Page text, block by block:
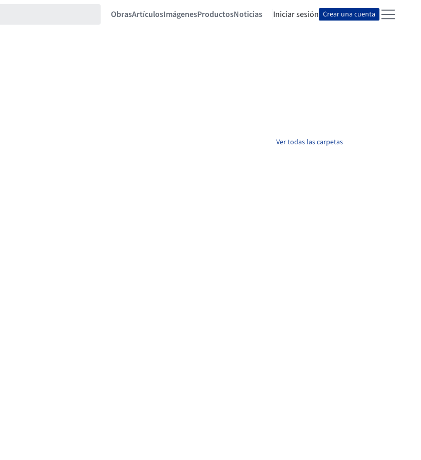
ObrasArtículosImágenesProductosNoticias Iniciar sesión Crear una cuenta
Ver todas las carpetas